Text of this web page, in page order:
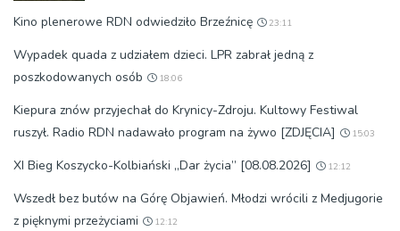
Kino plenerowe RDN odwiedziło Brzeźnicę 23:11
Wypadek quada z udziałem dzieci. LPR zabrał jedną z
poszkodowanych osób
18:06
Kiepura znów przyjechał do Krynicy-Zdroju. Kultowy Festiwal
ruszył. Radio RDN nadawało program na żywo [ZDJĘCIA]
15:03
XI Bieg Koszycko-Kolbiański „Dar życia” [08.08.2026] 12:12
Wszedł bez butów na Górę Objawień. Młodzi wrócili z Medjugorie
z pięknymi przeżyciami
12:12